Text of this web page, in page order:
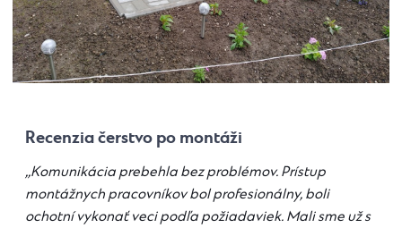
Recenzia čerstvo po montáži
,,Komunikácia prebehla bez problémov. Prístup
montážnych pracovníkov bol profesionálny, boli
ochotní vykonať veci podľa požiadaviek. Mali sme už s